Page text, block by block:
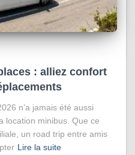
: alliez confort
n’a jamais été aussi
location minibus. Que ce
un road trip entre amis
Lire la suite